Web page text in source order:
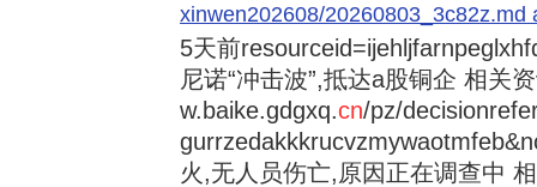
xinwen202608/20260803_3c82z.md
5天前
尼诺“冲击波”,抵达a股铜企 相关
w.baike.gdgxq.cn/pz/
火,无人员伤亡,原因正在调查中